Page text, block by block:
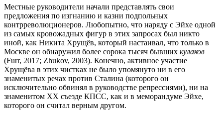
Местные руководители начали представлять свои
предложения по изгнанию и казни подпольных
контрреволюционеров. Любопытно, что наряду с Эйхе одной
из самых кровожадных фигур в этих запросах был никто
иной, как Никита Хрущёв, который настаивал, что только в
Москве он обнаружил более сорока тысяч бывших кулаков
(Furr, 2017; Zhukov, 2003). Конечно, активное участие
Хрущёва в этих чистках не было упомянуто ни в его
знаменитых речах против Сталина (которого он
исключительно обвинял в руководстве репрессиями), ни на
знаменитом XX съезде КПСС, как и в меморандуме Эйхе,
которого он считал верным другом.